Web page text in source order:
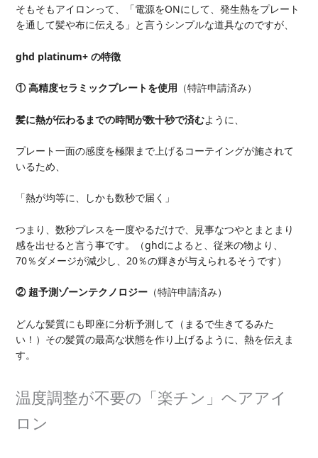
そもそもアイロンって、「電源をONにして、発生熱をプレート
を通して髪や布に伝える」と言うシンプルな道具なのですが、
ghd platinum+ の特徴
① 高精度セラミックプレートを使用 （特許申請済み）
髪に熱が伝わるまでの時間が数十秒で済むように、
プレート一面の感度を極限まで上げるコーテイングが施されて
いるため、
「熱が均等に、しかも数秒で届く」
つまり、数秒プレスを一度やるだけで、見事なつやとまとまり
感を出せると言う事です。（ghdによると、従来の物より、
70％ダメージが減少し、20％の輝きが与えられるそうです）
② 超予測ゾーンテクノロジー （特許申請済み）
どんな髪質にも即座に分析予測して（まるで生きてるみた
い！）その髪質の最高な状態を作り上げるように、熱を伝えま
す。
温度調整が不要の「楽チン」ヘアアイ
ロン